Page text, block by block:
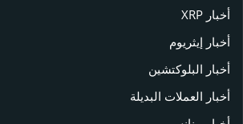
أخبار XRP
أخبار إيثريوم
أخبار البلوكتشين
أخبار العملات البديلة